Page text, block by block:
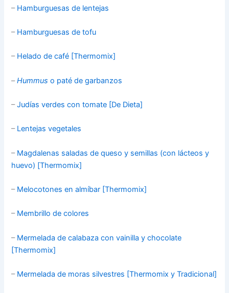
– Hamburguesas de lentejas
– Hamburguesas de tofu
– Helado de café [Thermomix]
–Hummus o paté de garbanzos
–Judías verdes con tomate [De Dieta]
– Lentejas vegetales
– Magdalenas saladas de queso y semillas (con lácteos y
huevo) [Thermomix]
– Melocotones en almíbar [Thermomix]
– Membrillo de colores
– Mermelada de calabaza con vainilla y chocolate
[Thermomix]
– Mermelada de moras silvestres [Thermomix y Tradicional]